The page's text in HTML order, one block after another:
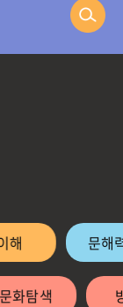
문해
문화탐색